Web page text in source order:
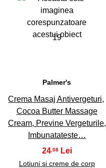
19
Palmer's
Crema Masaj Antivergeturi,
Cocoa Butter Massage
Cream, Previne Vergeturile,
Imbunatateste…
24 ,08
Lotiuni si creme de corp